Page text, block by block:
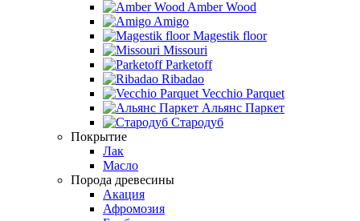
Amber Wood
Amigo
Magestik floor
Missouri
Parketoff
Ribadao
Vecchio Parquet
Альянс Паркет
Стародуб
Покрытие
Лак
Масло
Порода древесины
Акация
Афромозия